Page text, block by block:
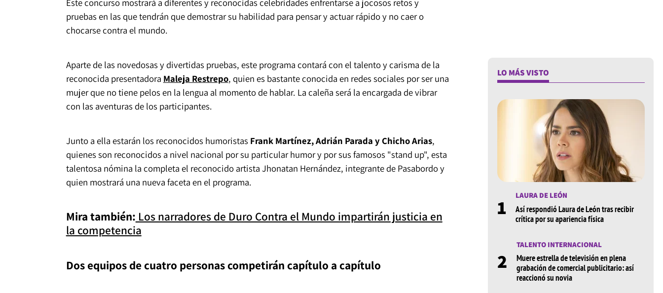
Este concurso mostrará a diferentes y reconocidas celebridades enfrentarse a jocosos retos y
pruebas en las que tendrán que demostrar su habilidad para pensar y actuar rápido y no caer o
chocarse contra el mundo.
Aparte de las novedosas y divertidas pruebas, este programa contará con el talento y carisma de la
reconocida presentadora Maleja Restrepo, quien es bastante conocida en redes sociales por ser una
mujer que no tiene pelos en la lengua al momento de hablar. La caleña será la encargada de vibrar
con las aventuras de los participantes.
Junto a ella estarán los reconocidos humoristasFrank Martínez, Adrián Parada y Chicho Arias,
quienes son reconocidos a nivel nacional por su particular humor y por sus famosos "stand up", esta
talentosa nómina la completa el reconocido artista Jhonatan Hernández, integrante de Pasabordo y
quien mostrará una nueva faceta en el programa.
Mira también: Los narradores de Duro Contra el Mundo impartirán justicia en
la competencia
Dos equipos de cuatro personas competirán capítulo a capítulo
LO MÁS VISTO
1
LAURA DE LEÓN
Así respondió Laura de León tras recibir
crítica por su apariencia física
2
TALENTO INTERNACIONAL
Muere estrella de televisión en plena
grabación de comercial publicitario: así
reaccionó su novia